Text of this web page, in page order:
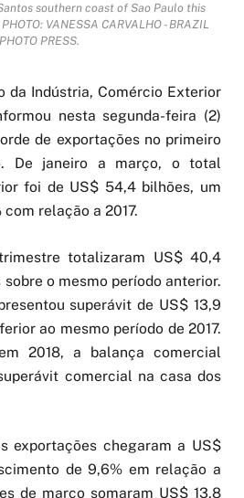
southern coast of Sao Paulo this
VANESSA CARVALHO - BRAZIL
PHOTO PRESS.
da Indústria, Comércio Exterior
nesta segunda-feira (2)
de exportações no primeiro
De janeiro a março, o total
foi de US$ 54,4 bilhões, um
relação a 2017.
totalizaram US$ 40,4
sobre o mesmo período anterior.
superávit de US$ 13,9
ao mesmo período de 2017.
2018, a balança comercial
comercial na casa dos
exportações chegaram a US$
de 9,6% em relação a
de março somaram US$ 13,8